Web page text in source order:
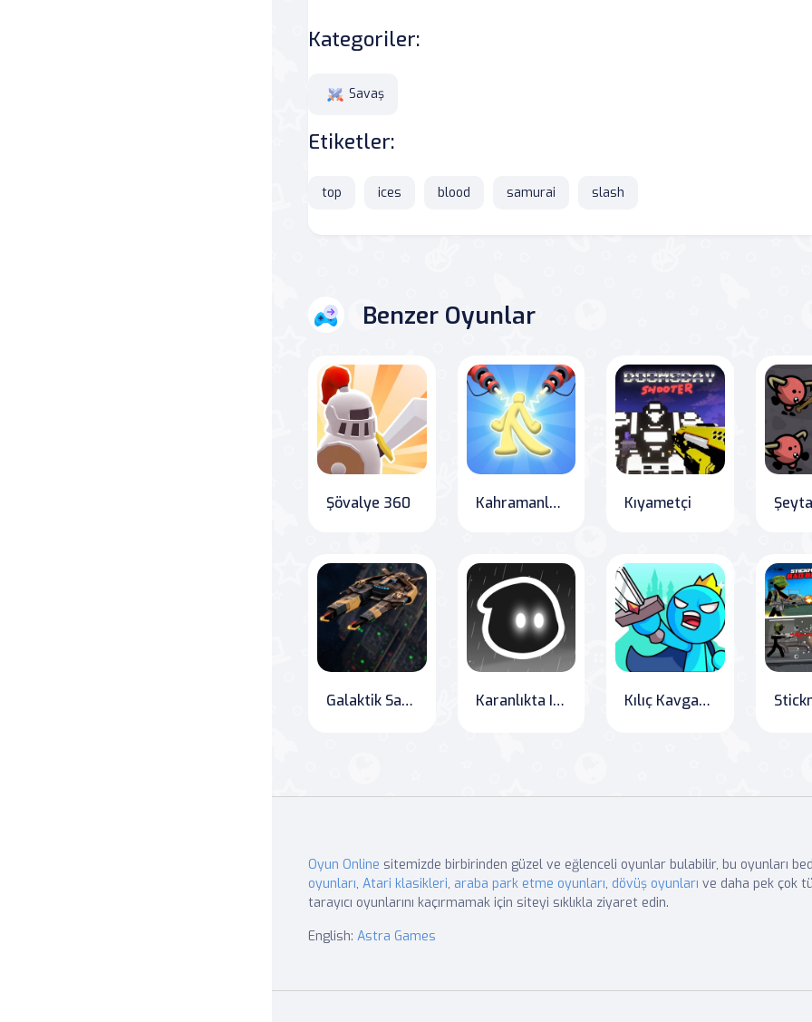
Kategoriler:
Savaş
Etiketler:
top ices blood samurai slash
Benzer Oyunlar
Şövalye 360 Kahramanlar Inc! Kıyametçi
Galaktik Savaş Karanlıkta Işık Kılıç Kavgası Online
Oyun Online sitemizde birbirinden güzel ve eğlenceli oyunlar bulabilir, bu oyunları
oyunları, Atari klasikleri, araba park etme oyunları, dövüş oyunları ve daha pek çok
tarayıcı oyunlarını kaçırmamak için siteyi sıklıkla ziyaret edin.
English: Astra Games